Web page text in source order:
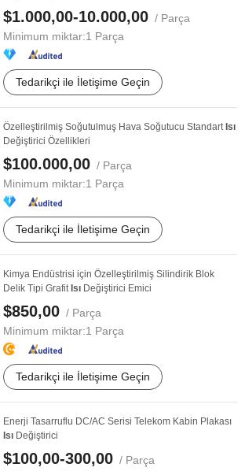
$1.000,00-10.000,00 / Parça
Minimum miktar:1 Parça
Tedarikçi ile İletişime Geçin
Özelleştirilmiş Soğutulmuş Hava Soğutucu Standart Isı
Değiştirici Özellikleri
$100.000,00 / Parça
Minimum miktar:1 Parça
Tedarikçi ile İletişime Geçin
Kimya Endüstrisi için Özelleştirilmiş Silindirik Blok
Delik Tipi Grafit Isı Değiştirici Emici
$850,00 / Parça
Minimum miktar:1 Parça
Tedarikçi ile İletişime Geçin
Enerji Tasarruflu DC/AC Serisi Telekom Kabin Plakası
Isı Değiştirici
$100,00-300,00 / Parça